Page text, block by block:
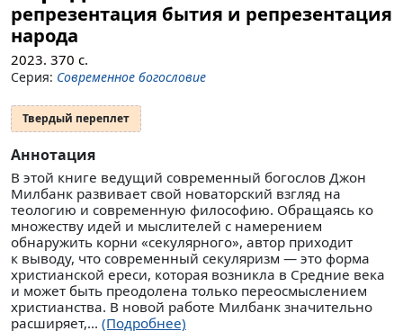
репрезентация бытия и репрезентация
народа
2023. 370 с.
Серия: Современное богословие
Твердый переплет
Аннотация
В этой книге ведущий современный богослов Джон
Милбанк развивает свой новаторский взгляд на
теологию и современную философию. Обращаясь ко
множеству идей и мыслителей с намерением
обнаружить корни «секулярного», автор приходит
к выводу, что современный секуляризм — это форма
христианской ереси, которая возникла в Средние века
и может быть преодолена только переосмыслением
христианства. В новой работе Милбанк значительно
расширяет,... (Подробнее)